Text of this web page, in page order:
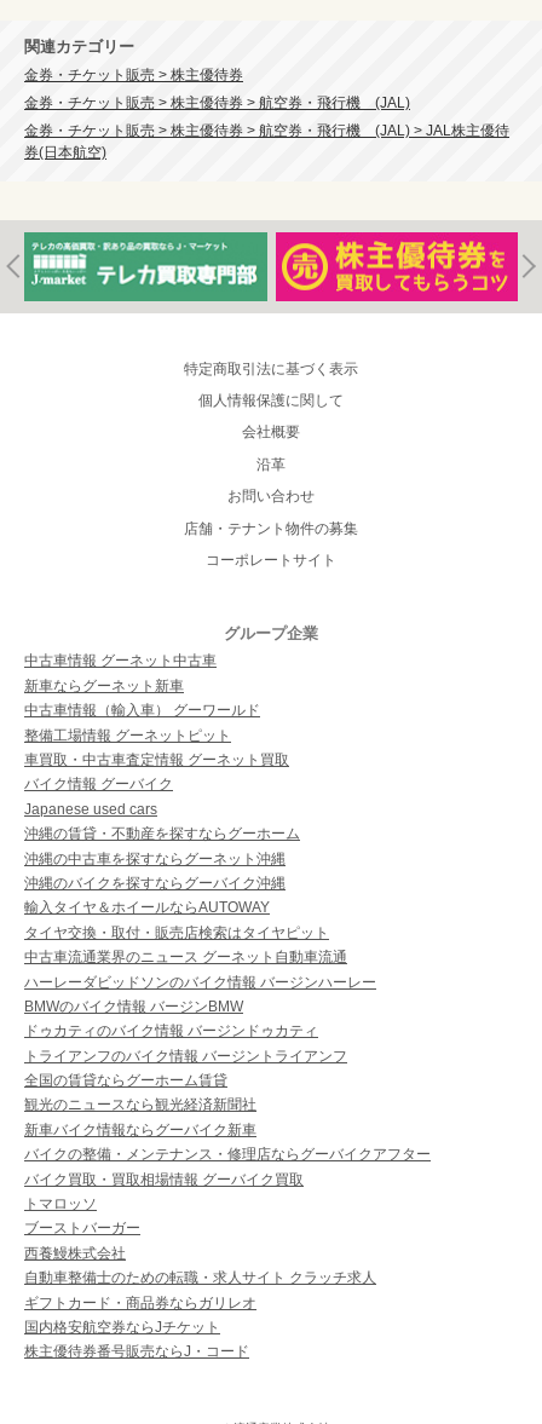
関連カテゴリー
金券・チケット販売 > 株主優待券
金券・チケット販売 > 株主優待券 > 航空券・飛行機 (JAL)
金券・チケット販売 > 株主優待券 > 航空券・飛行機 (JAL) > JAL株主優待
券(日本航空)
特定商取引法に基づく表示
個人情報保護に関して
会社概要
沿革
お問い合わせ
店舗・テナント物件の募集
コーポレートサイト
グループ企業
中古車情報 グーネット中古車
新車ならグーネット新車
中古車情報（輸入車） グーワールド
整備工場情報 グーネットピット
車買取・中古車査定情報 グーネット買取
バイク情報 グーバイク
Japanese used cars
沖縄の賃貸・不動産を探すならグーホーム
沖縄の中古車を探すならグーネット沖縄
沖縄のバイクを探すならグーバイク沖縄
輸入タイヤ＆ホイールならAUTOWAY
タイヤ交換・取付・販売店検索はタイヤピット
中古車流通業界のニュース グーネット自動車流通
ハーレーダビッドソンのバイク情報 バージンハーレー
BMWのバイク情報 バージンBMW
ドゥカティのバイク情報 バージンドゥカティ
トライアンフのバイク情報 バージントライアンフ
全国の賃貸ならグーホーム賃貸
観光のニュースなら観光経済新聞社
新車バイク情報ならグーバイク新車
バイクの整備・メンテナンス・修理店ならグーバイクアフター
バイク買取・買取相場情報 グーバイク買取
トマロッソ
ブーストバーガー
西養鰻株式会社
自動車整備士のための転職・求人サイト クラッチ求人
ギフトカード・商品券ならガリレオ
国内格安航空券ならJチケット
株主優待券番号販売ならJ・コード